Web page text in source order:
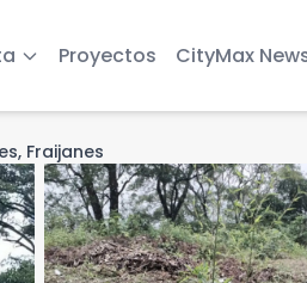
Proyectos CityMax
Fraijanes